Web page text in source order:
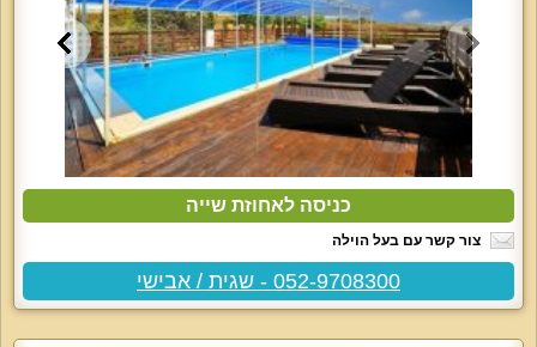
כניסה לאחוזת שייה
צור קשר עם בעל הוילה
052-9708300 - שגית / אבישי